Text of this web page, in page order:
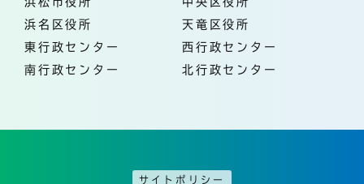
浜名区役所
天竜区役所
東行政センター
西行政センター
南行政センター
北行政センター
サイトポリシー